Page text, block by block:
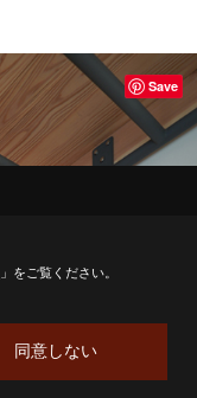
Save
」をご覧ください。
同意しない